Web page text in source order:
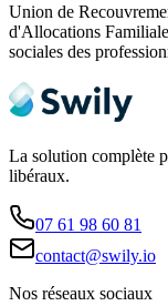
Union de
d'Allocations
sociales des
La solution complète
libéraux.
07 61 98 60 81
contact@swily.io
Nos réseaux sociaux